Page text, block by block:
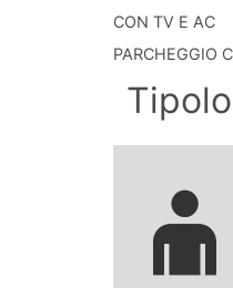
CON TV E AC
PARCHEGGIO